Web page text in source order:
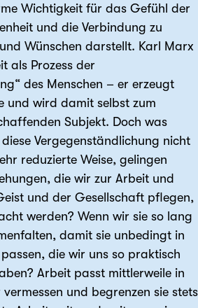
Wichtigkeit für das Gefühl der
und die Verbindung zu
Wünschen darstellt. Karl Marx
als Prozess der
des Menschen – er erzeugt
und wird damit selbst zum
Subjekt. Doch was
Vergegenständlichung nicht
reduzierte Weise, gelingen
die wir zur Arbeit und
und der Gesellschaft pflegen,
werden? Wenn wir sie so lang
damit sie unbedingt in
die wir uns so praktisch
Arbeit passt mittlerweile in
und begrenzen sie stets